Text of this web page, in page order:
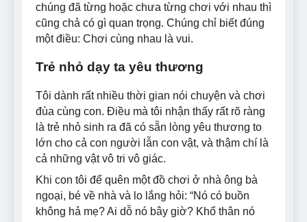
chúng đã từng hoặc chưa từng chơi với nhau thì
cũng chả có gì quan trọng. Chúng chỉ biết đúng
một điều: Chơi cùng nhau là vui.
Trẻ nhỏ dạy ta yêu thương
Tôi dành rất nhiều thời gian nói chuyện và chơi
đùa cùng con. Điều mà tôi nhận thấy rất rõ ràng
là trẻ nhỏ sinh ra đã có sẵn lòng yêu thương to
lớn cho cả con người lẫn con vật, và thậm chí là
cả những vật vô tri vô giác.
Khi con tôi để quên một đồ chơi ở nhà ông bà
ngoại, bé về nhà và lo lắng hỏi: “Nó có buồn
không hả mẹ? Ai dỗ nó bây giờ? Khổ thân nó